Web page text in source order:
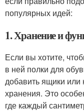
популярных идей:
1. Хранение и
Если вы хотите,
в ней полки для
добавить ящики или
хранения. Это
где каждый